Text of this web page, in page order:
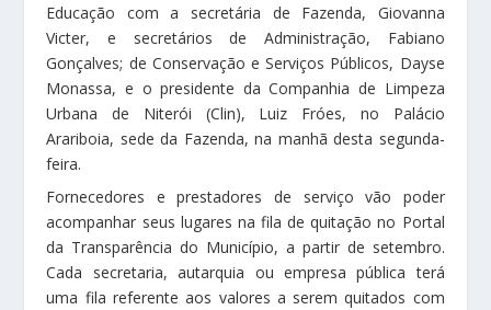
Educação com a secretária de Fazenda, Giovanna
Victer, e secretários de Administração, Fabiano
Gonçalves; de Conservação e Serviços Públicos, Dayse
Monassa, e o presidente da Companhia de Limpeza
Urbana de Niterói (Clin), Luiz Fróes, no Palácio
Arariboia, sede da Fazenda, na manhã desta segunda-
feira.
Fornecedores e prestadores de serviço vão poder
acompanhar seus lugares na fila de quitação no Portal
da Transparência do Município, a partir de setembro.
Cada secretaria, autarquia ou empresa pública terá
uma fila referente aos valores a serem quitados com